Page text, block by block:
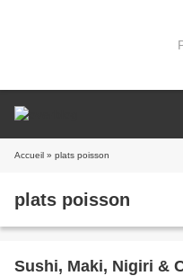
Accueil » plats poisson
plats poisson
Sushi, Maki, Nigiri &